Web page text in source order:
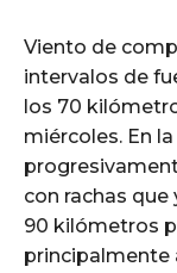
Viento de
intervalos de
los 70
miércoles. En
con rachas que
90 kilómetros
principalmente